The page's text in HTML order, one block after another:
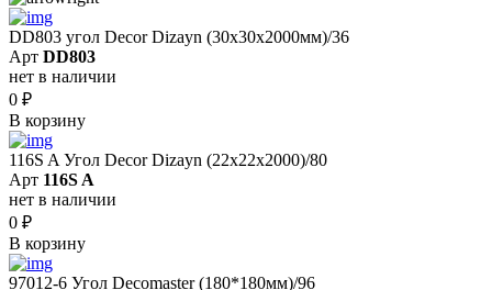
DD803 угол Decor Dizayn (30x30x2000мм)/36
Арт DD803
нет в наличии
0 ₽
В корзину
116S A Угол Decor Dizayn (22х22х2000)/80
Арт 116S A
нет в наличии
0 ₽
В корзину
97012-6 Угол Decomaster (180*180мм)/96